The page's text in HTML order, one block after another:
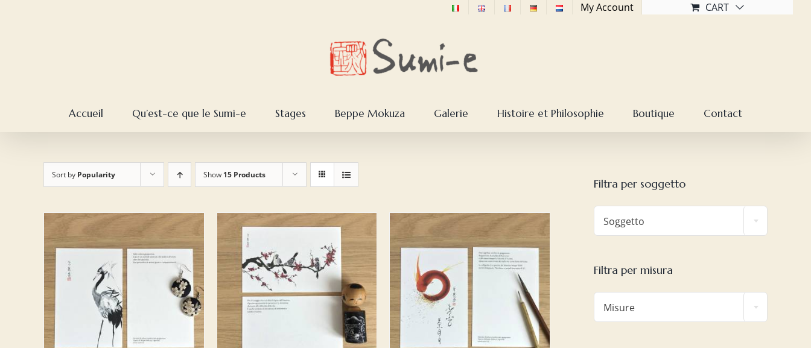
My Account CART
Accueil Qu’est-ce que le Sumi-e Stages Beppe Mokuza Galerie Histoire et Philosophie Boutique Contact
Sort by Popularity Show 15 Products
AJOUTER AU PANIER DETAILS AJOUTER AU PANIER / DETAILS
Filtra per soggetto
Soggetto
Filtra per misura
Misure